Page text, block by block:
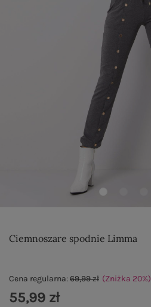
Ciemnoszare spodnie Limma
Cena regularna:69,99 zł (Zniżka 20%)
55,99 zł